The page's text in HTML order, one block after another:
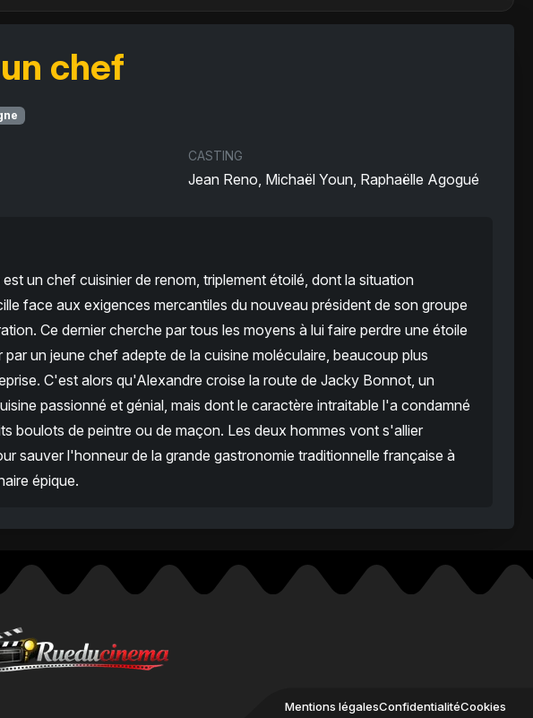
chef
CASTING
Jean Reno, Michaël Youn, Raphaëlle Agogué
un chef cuisinier de renom, triplement étoilé, dont la situation
face aux exigences mercantiles du nouveau président de son groupe
Ce dernier cherche par tous les moyens à lui faire perdre une étoile
par un jeune chef adepte de la cuisine moléculaire, beaucoup plus
C'est alors qu'Alexandre croise la route de Jacky Bonnot, un
passionné et génial, mais dont le caractère intraitable l'a condamné
boulots de peintre ou de maçon. Les deux hommes vont s'allier
sauver l'honneur de la grande gastronomie traditionnelle française à
épique.
Mentions légalesConfidentialitéCookies